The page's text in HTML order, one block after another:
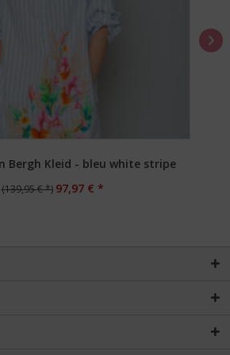
Bergh Kleid - bleu white stripe
(139,95 € *) 97,97 € *